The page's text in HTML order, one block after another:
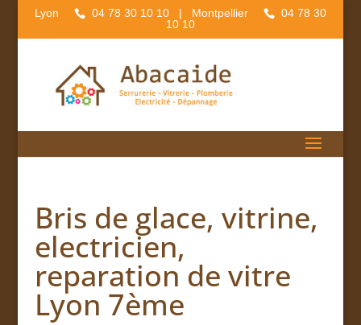
Lyon 04 78 30 10 10 | Montpellier
04 78 30
10 10
Bris de glace, vitrine,
electricien,
reparation de vitre
Lyon 7ème